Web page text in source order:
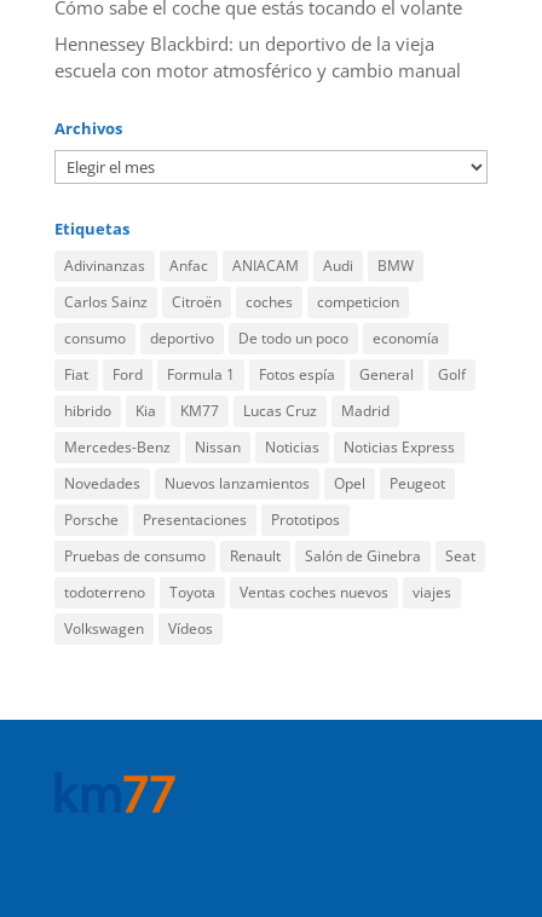
​Cómo sabe el coche que estás tocando el volante
Hennessey Blackbird: un deportivo de la vieja
escuela con motor atmosférico y cambio manual
Archivos
Etiquetas
Adivinanzas Anfac ANIACAM Audi
BMW
Carlos Sainz
Citroën coches
competicion
consumo
deportivo De todo un poco
economía
Fiat
Ford Formula 1 Fotos espía General
Golf
hibrido
Kia KM77 Lucas Cruz
Madrid
Mercedes-Benz
Nissan Noticias
Noticias Express
Novedades
Nuevos lanzamientos Opel
Peugeot
Porsche
Presentaciones
Prototipos
Pruebas de consumo
Renault Salón de Ginebra
Seat
todoterreno
Toyota Ventas coches nuevos
viajes
Volkswagen
Vídeos